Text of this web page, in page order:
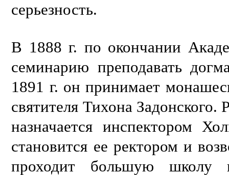
серьезность.
В 1888 г. по окончании
семинарию преподавать
1891 г. он принимает
святителя Тихона
назначается инспектором
становится ее ректором и
проходит большую школу